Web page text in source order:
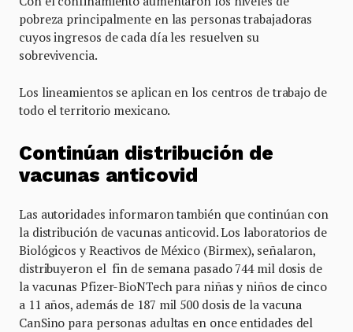
pobreza principalmente en las personas trabajadoras
cuyos ingresos de cada día les resuelven su
sobrevivencia.
Los lineamientos se aplican en los centros de trabajo de
todo el territorio mexicano.
Continúan distribución de
vacunas anticovid
Las autoridades informaron también que continúan con
la distribución de vacunas anticovid. Los laboratorios de
Biológicos y Reactivos de México (Birmex), señalaron,
distribuyeron el fin de semana pasado 744 mil dosis de
la vacunas Pfizer-BioNTech para niñas y niños de cinco
a 11 años, además de 187 mil 500 dosis de la vacuna
CanSino para personas adultas en once entidades del